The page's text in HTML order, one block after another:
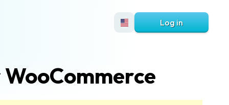
Log in